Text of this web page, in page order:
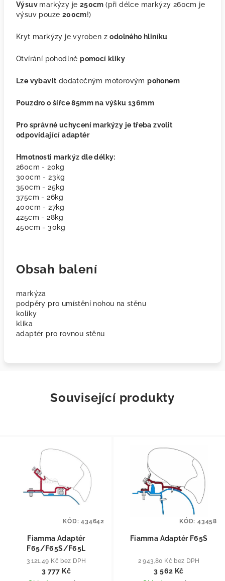
Výsuv markýzy je 250cm(při délce markýzy 260cm je
výsuv pouze 200cm!)
Kryt markýzy je vyroben zodolného hliníku
Otvírání pohodlněpomocí kliky
Lze vybavit dodatečným motorovýmpohonem
Pouzdro o šířce 85mm na výšku 136mm
Pro správné uchycení markýzy je třeba zvolit
odpovídající adaptér
Hmotnosti markýz dle délky:
260cm - 20kg
300cm - 23kg
350cm - 25kg
375cm - 26kg
400cm - 27kg
425cm - 28kg
450cm - 30kg
Obsah balení
markýza
podpěry pro umístění nohou na stěnu
kolíky
klika
adaptér pro rovnou stěnu
Související produkty
Fiamma Adaptér
F65/F65S/F65L
3 121,49 Kč bez DPH
3 777 Kč
KÓD:434642
Fiamma Adaptér F65S
2 943,80 Kč bez DPH
3 562 Kč
KÓD: 43458